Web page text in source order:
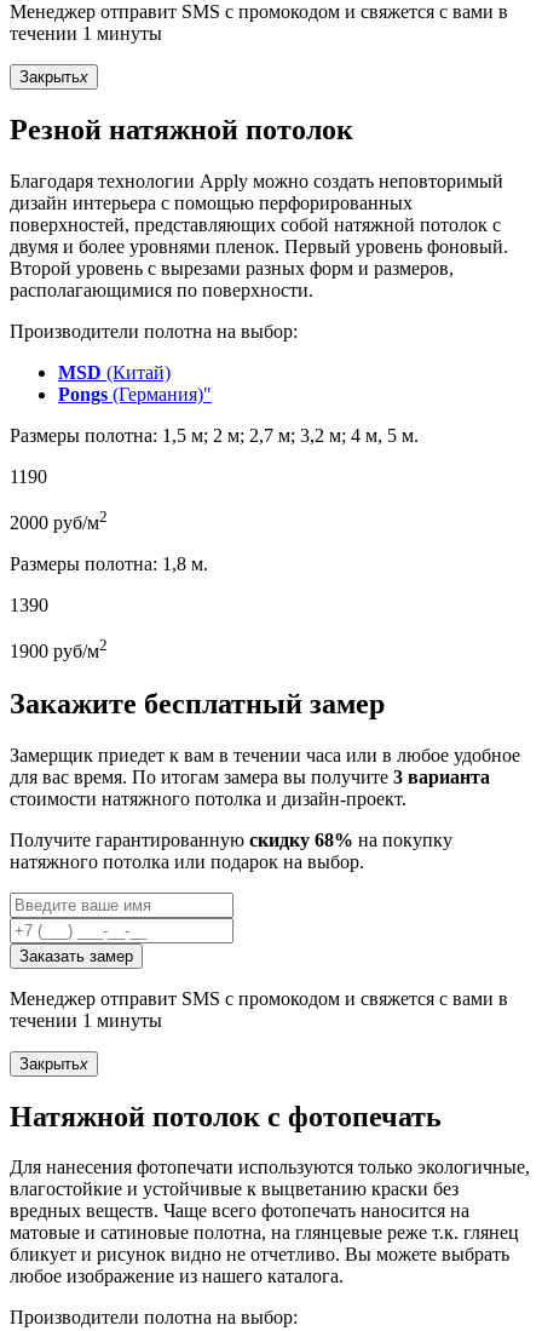
Менеджер отправит SMS с промокодом и свяжется с вами в
течении 1 минуты
Закрытьx
Резной натяжной потолок
Благодаря технологии Apply можно создать неповторимый
дизайн интерьера с помощью перфорированных
поверхностей, представляющих собой натяжной потолок с
двумя и более уровнями пленок. Первый уровень фоновый.
Второй уровень с вырезами разных форм и размеров,
располагающимися по поверхности.
Производители полотна на выбор:
MSD (Китай)
Pongs (Германия)"
Размеры полотна: 1,5 м; 2 м; 2,7 м; 3,2 м; 4 м, 5 м.
1190
2000 руб/м2
Размеры полотна: 1,8 м.
1390
1900 руб/м2
Закажите бесплатный замер
Замерщик приедет к вам в течении часа или в любое удобное
для вас время. По итогам замера вы получите 3 варианта
стоимости натяжного потолка и дизайн-проект.
Получите гарантированную скидку 68% на покупку
натяжного потолка или подарок на выбор.
Заказать замер
Менеджер отправит SMS с промокодом и свяжется с вами в
течении 1 минуты
Закрытьx
Натяжной потолок с фотопечать
Для нанесения фотопечати используются только экологичные,
влагостойкие и устойчивые к выцветанию краски без
вредных веществ. Чаще всего фотопечать наносится на
матовые и сатиновые полотна, на глянцевые реже т.к. глянец
бликует и рисунок видно не отчетливо. Вы можете выбрать
любое изображение из нашего каталога.
Производители полотна на выбор: